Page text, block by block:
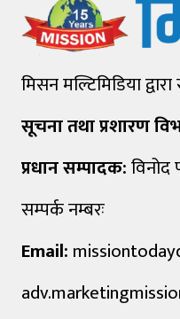
मिसन मल्टिमिडिया
सूचना तथा प्रशारण
प्रधान सम्पादक:
सम्पर्क नम्बरः
Email: